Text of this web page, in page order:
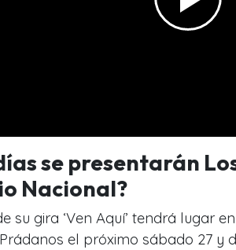
se presentarán
Nacional?
su gira ‘Ven Aquí’ tendrá lugar
el próximo sábado 27 y